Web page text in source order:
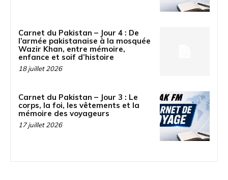
Carnet du Pakistan – Jour 4 : De
l’armée pakistanaise à la mosquée
Wazir Khan, entre mémoire,
enfance et soif d’histoire
18 juillet 2026
Carnet du Pakistan – Jour 3 : Le
corps, la foi, les vêtements et la
mémoire des voyageurs
17 juillet 2026